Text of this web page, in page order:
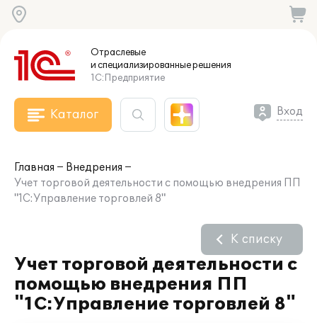
Отраслевые
и специализированныерешения
1С:Предприятие
Каталог Вход
Главная
Внедрения
Учет торговой деятельности с помощью внедрения ПП
"1С:Управление торговлей 8"
Учет торговой деятельности с
помощью внедрения ПП
"1С:Управление торговлей 8"
К списку